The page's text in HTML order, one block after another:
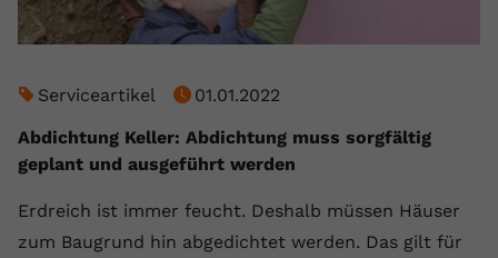
Serviceartikel
01.01.2022
Abdichtung Keller: Abdichtung muss sorgfältig
geplant und ausgeführt werden
Erdreich ist immer feucht. Deshalb müssen Häuser
zum Baugrund hin abgedichtet werden. Das gilt für